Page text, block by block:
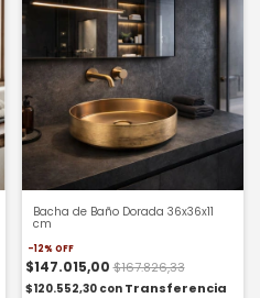
Bacha de Baño Dorada 36x36x11
cm
-12%OFF
$147.015,00$167.826,33
$120.552,30 con